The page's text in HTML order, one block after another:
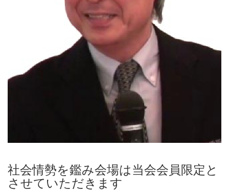
社会情勢を鑑み会場は当会会員限定と
させていただきます